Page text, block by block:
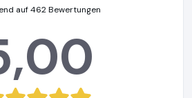
auf 462 Bewertungen